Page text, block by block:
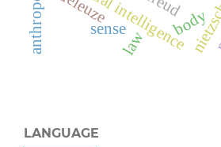
sense body
law
LANGUAGE